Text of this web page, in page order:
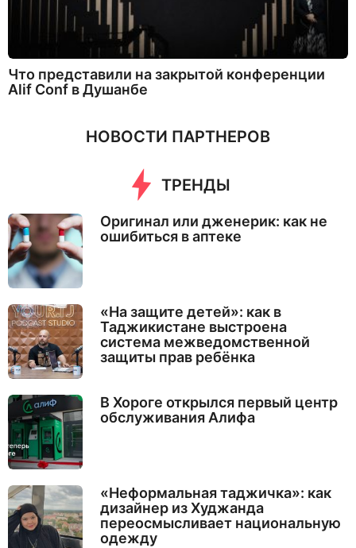
Что представили на закрытой конференции
Alif Conf в Душанбе
НОВОСТИ ПАРТНЕРОВ
ТРЕНДЫ
Оригинал или дженерик: как не
ошибиться в аптеке
«На защите детей»: как в
Таджикистане выстроена
система межведомственной
защиты прав ребёнка
В Хороге открылся первый центр
обслуживания Алифа
«Неформальная таджичка»: как
дизайнер из Худжанда
переосмысливает национальную
одежду